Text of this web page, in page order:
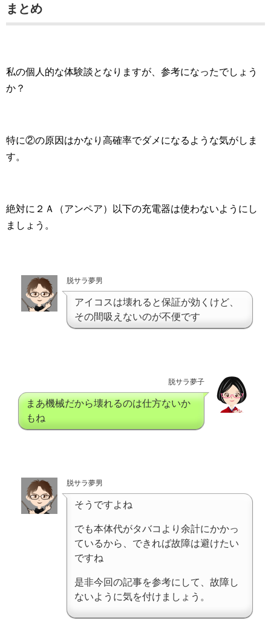
まとめ
私の個人的な体験談となりますが、参考になったでしょう
か？
特に②の原因はかなり高確率でダメになるような気がしま
す。
絶対に２Ａ（アンペア）以下の充電器は使わないようにし
ましょう。
脱サラ夢男
アイコスは壊れると保証が効くけど、
その間吸えないのが不便です
脱サラ夢子
まあ機械だから壊れるのは仕方ないか
もね
脱サラ夢男
そうですよね
でも本体代がタバコより余計にかかっ
ているから、できれば故障は避けたい
ですね
是非今回の記事を参考にして、故障し
ないように気を付けましょう。